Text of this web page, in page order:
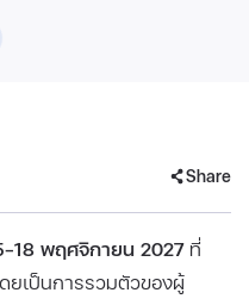
Share
พฤศจิกายน 2027ที่
ยเป็นการรวมตัวของผู้